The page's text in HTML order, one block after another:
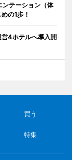
ンテーション（体
の1歩！
営4ホテルへ導入開
買う
特集